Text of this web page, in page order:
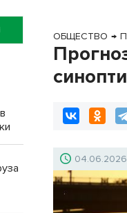
ОБЩЕСТВО →
04.06.2026